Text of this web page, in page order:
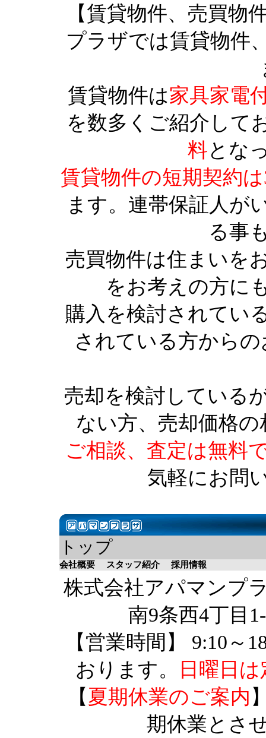
【賃貸物件、売買物
プラザでは賃貸物件
賃貸物件は家具家電
を数多くご紹介して
料とな
賃貸物件の短期契約
ます。連帯保証人が
る事
売買物件は住まいを
をお考えの方に
購入を検討されてい
されている方から
売却を検討している
ない方、売却価格
ご相談、査定は無料
気軽にお問
トップ
会社概要 スタッフ紹介 採用情報
株式会社アパマンプ
南9条西4丁目
【営業時間】 9:10～
おります。
日曜日
【 夏期休業のご案内
期休業とさ